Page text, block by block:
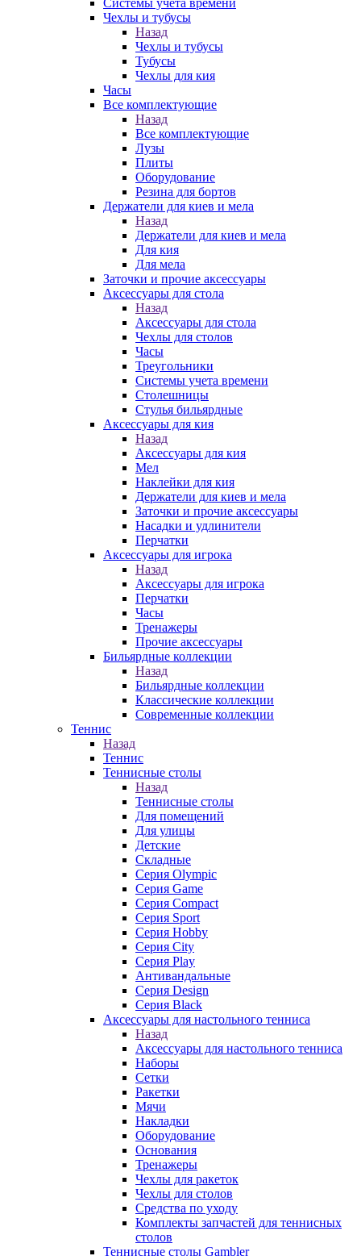
Системы учета времени
Чехлы и тубусы
Назад
Чехлы и тубусы
Тубусы
Чехлы для кия
Часы
Все комплектующие
Назад
Все комплектующие
Лузы
Плиты
Оборудование
Резина для бортов
Держатели для киев и мела
Назад
Держатели для киев и мела
Для кия
Для мела
Заточки и прочие аксессуары
Аксессуары для стола
Назад
Аксессуары для стола
Чехлы для столов
Часы
Треугольники
Системы учета времени
Столешницы
Стулья бильярдные
Аксессуары для кия
Назад
Аксессуары для кия
Мел
Наклейки для кия
Держатели для киев и мела
Заточки и прочие аксессуары
Насадки и удлинители
Перчатки
Аксессуары для игрока
Назад
Аксессуары для игрока
Перчатки
Часы
Тренажеры
Прочие аксессуары
Бильярдные коллекции
Назад
Бильярдные коллекции
Классические коллекции
Современные коллекции
Теннис
Назад
Теннис
Теннисные столы
Назад
Теннисные столы
Для помещений
Для улицы
Детские
Складные
Серия Olympic
Серия Game
Серия Compact
Серия Sport
Серия Hobby
Серия City
Серия Play
Антивандальные
Серия Design
Серия Black
Аксессуары для настольного тенниса
Назад
Аксессуары для настольного тенниса
Наборы
Сетки
Ракетки
Мячи
Накладки
Оборудование
Основания
Тренажеры
Чехлы для ракеток
Чехлы для столов
Средства по уходу
Комплекты запчастей для теннисных
столов
Теннисные столы Gambler